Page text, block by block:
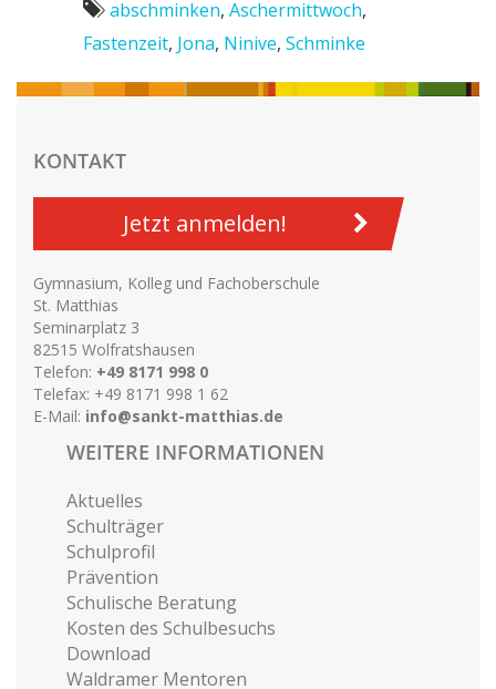
abschminken, Aschermittwoch,
Fastenzeit, Jona, Ninive, Schminke
KONTAKT
Jetzt anmelden!
Gymnasium, Kolleg und Fachoberschule
St. Matthias
Seminarplatz 3
82515 Wolfratshausen
Telefon: +49 8171 998 0
Telefax: +49 8171 998 1 62
E-Mail: info@sankt-matthias.de
WEITERE INFORMATIONEN
Aktuelles
Schulträger
Schulprofil
Prävention
Schulische Beratung
Kosten des Schulbesuchs
Download
Waldramer Mentoren